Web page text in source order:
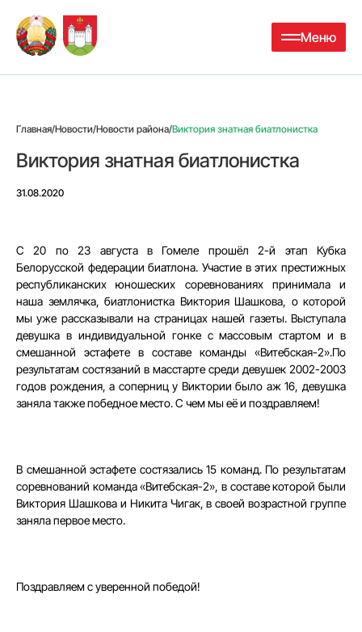
Меню
Главная/Новости/Новости района/Виктория знатная биатлонистка
Виктория знатная биатлонистка
31.08.2020
С 20 по 23 августа в Гомеле прошёл 2-й этап Кубка
Белорусской федерации биатлона. Участие в этих престижных
республиканских юношеских соревнованиях принимала и
наша землячка, биатлонистка Виктория Шашкова, о которой
мы уже рассказывали на страницах нашей газеты. Выступала
девушка в индивидуальной гонке с массовым стартом и в
смешанной эстафете в составе команды «Витебская-2».По
результатам состязаний в масстарте среди девушек 2002-2003
годов рождения, а соперниц у Виктории было аж 16, девушка
заняла также победное место. С чем мы её и поздравляем!
В смешанной эстафете состязались 15 команд. По результатам
соревнований команда «Витебская-2», в составе которой были
Виктория Шашкова и Никита Чигак, в своей возрастной группе
заняла первое место.
Поздравляем с уверенной победой!